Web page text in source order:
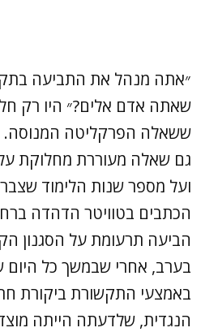
״אתה מנהל את התביעה
שאתה אדם אלים?״ היו רק
ששאלה הפרקליטה המנוסה.
גם שאלה מעוררת מחלוקת
ועל מספר שנות הלימוד
הכתבים בטוויטר הדהדה
הביעה תרעומת על הסגנון
בערב, אחרי שבמשך כל
באמצעי התקשורת ביקורת
הנגדית, שלדעתה הייתה